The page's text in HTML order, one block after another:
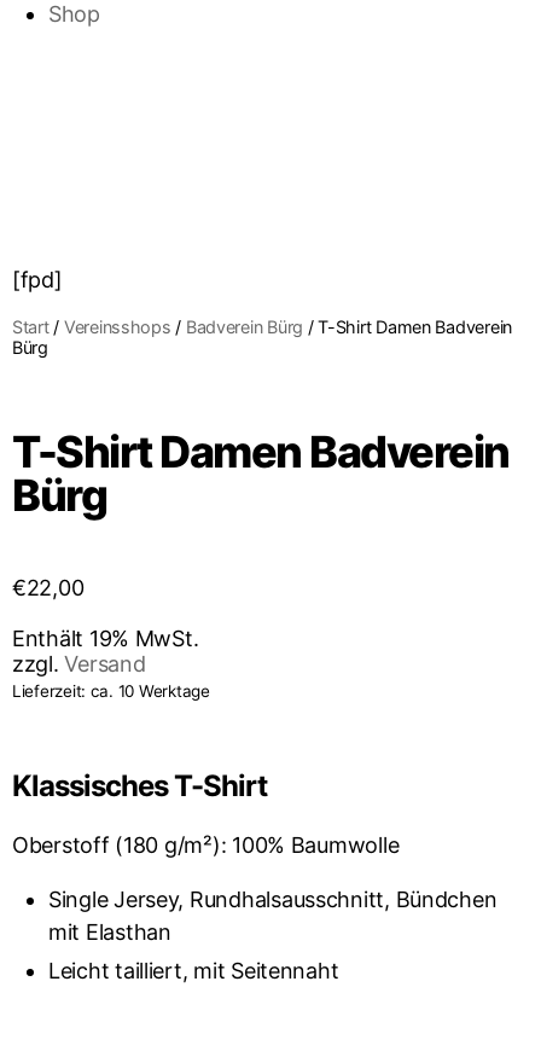
Shop
[fpd]
Start/ Vereinsshops / Badverein Bürg / T-Shirt Damen Badverein
Bürg
T-Shirt Damen Badverein
Bürg
€22,00
Enthält 19% MwSt.
zzgl.Versand
Lieferzeit: ca. 10 Werktage
Klassisches T-Shirt
Oberstoff (180 g/m²): 100% Baumwolle
Single Jersey, Rundhalsausschnitt, Bündchen
mit Elasthan
Leicht tailliert, mit Seitennaht